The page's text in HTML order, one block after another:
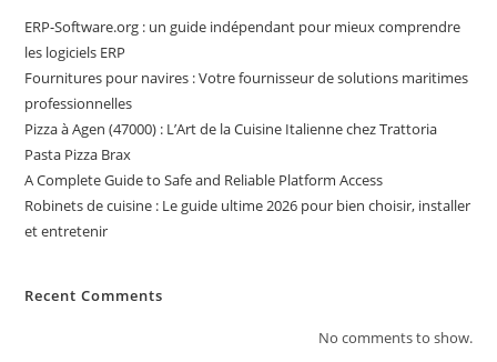
ERP-Software.org : un guide indépendant pour mieux comprendre
les logiciels ERP
Fournitures pour navires : Votre fournisseur de solutions maritimes
professionnelles
Pizza à Agen (47000) : L’Art de la Cuisine Italienne chez Trattoria
Pasta Pizza Brax
A Complete Guide to Safe and Reliable Platform Access
Robinets de cuisine : Le guide ultime 2026 pour bien choisir, installer
et entretenir
Recent Comments
No comments to show.